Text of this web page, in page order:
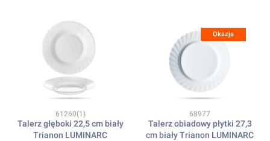
Kod produktu
61260(1)
Talerz głęboki 22,5 cm biały
Trianon LUMINARC
Okazja
Kod produktu
68977
Talerz obiadowy płytki 27,3
cm biały Trianon LUMINARC